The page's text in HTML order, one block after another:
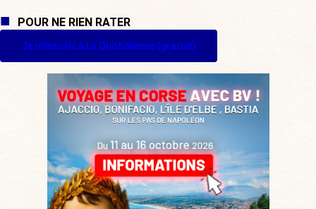
POUR NE RIEN RATER
Je m'inscris à La Quotidienne (gratuit)